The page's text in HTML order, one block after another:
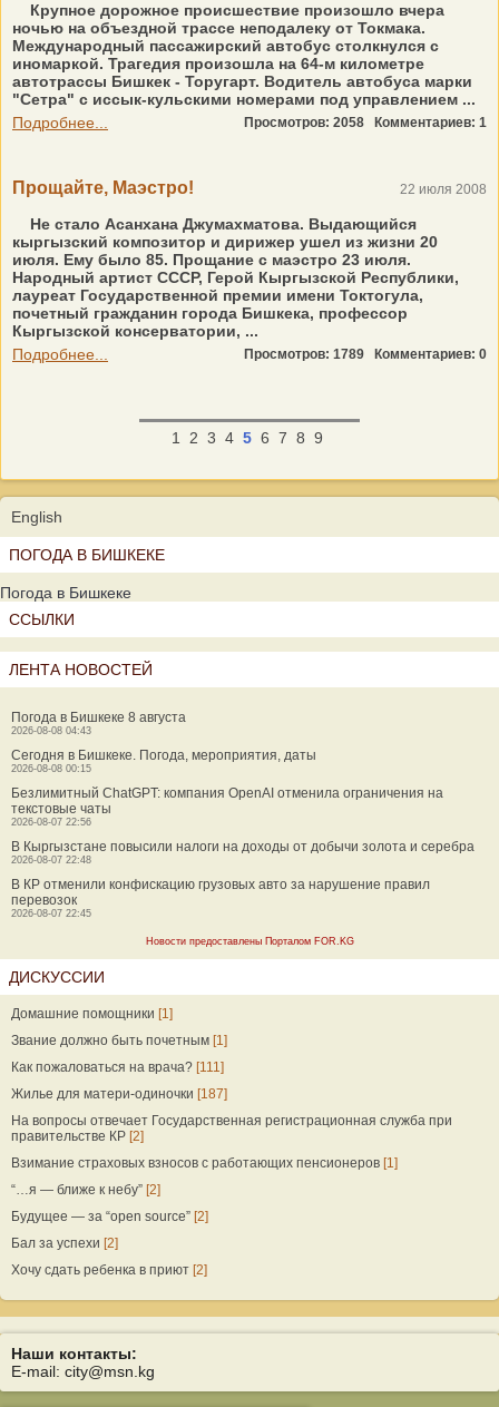
Крупное дорожное происшествие произошло вчера
ночью на объездной трассе неподалеку от Токмака.
Международный пассажирский автобус столкнулся с
иномаркой. Трагедия произошла на 64-м километре
автотрассы Бишкек - Торугарт. Водитель автобуса марки
"Сетра" с иссык-кульскими номерами под управлением ...
Подробнее...
Просмотров: 2058 Комментариев: 1
Прощайте, Маэстро! 22 июля 2008
Не стало Асанхана Джумахматова. Выдающийся
кыргызский композитор и дирижер ушел из жизни 20
июля. Ему было 85. Прощание с маэстро 23 июля.
Народный артист СССР, Герой Кыргызской Республики,
лауреат Государственной премии имени Токтогула,
почетный гражданин города Бишкека, профессор
Кыргызской консерватории, ...
Подробнее...
Просмотров: 1789 Комментариев: 0
1 2 3 4 5 6 7 8 9
English
ПОГОДА В БИШКЕКЕ
Погода в Бишкеке
ССЫЛКИ
ЛЕНТА НОВОСТЕЙ
Погода в Бишкеке 8 августа
2026-08-08 04:43
Сегодня в Бишкеке. Погода, мероприятия, даты
2026-08-08 00:15
Безлимитный ChatGPT: компания OpenAI отменила ограничения на
текстовые чаты
2026-08-07 22:56
В Кыргызстане повысили налоги на доходы от добычи золота и серебра
2026-08-07 22:48
В КР отменили конфискацию грузовых авто за нарушение правил
перевозок
2026-08-07 22:45
Новости предоставлены Порталом FOR.KG
ДИСКУССИИ
Домашние помощники [1]
Звание должно быть почетным [1]
Как пожаловаться на врача? [111]
Жилье для матери-одиночки [187]
На вопросы отвечает Государственная регистрационная служба при
правительстве КР [2]
Взимание страховых взносов с работающих пенсионеров [1]
“…я — ближе к небу” [2]
Будущее — за “open source” [2]
Бал за успехи [2]
Хочу сдать ребенка в приют [2]
Наши контакты:
E-mail: city@msn.kg